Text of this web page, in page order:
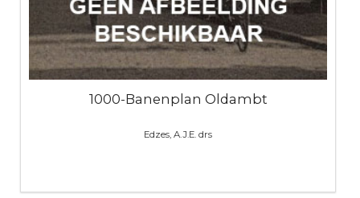
1000-Banenplan Oldambt
Edzes, A.J.E. drs